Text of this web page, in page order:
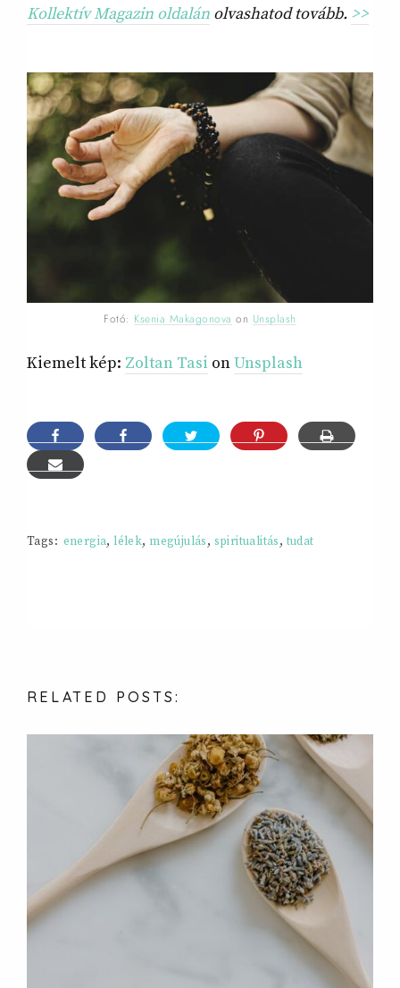
Kollektív Magazin oldalán olvashatod tovább. >>
Fotó: Ksenia Makagonova on Unsplash
Kiemelt kép: Zoltan Tasi onUnsplash
Tags: energia,lélek, megújulás, spiritualitás,tudat
RELATED POSTS: